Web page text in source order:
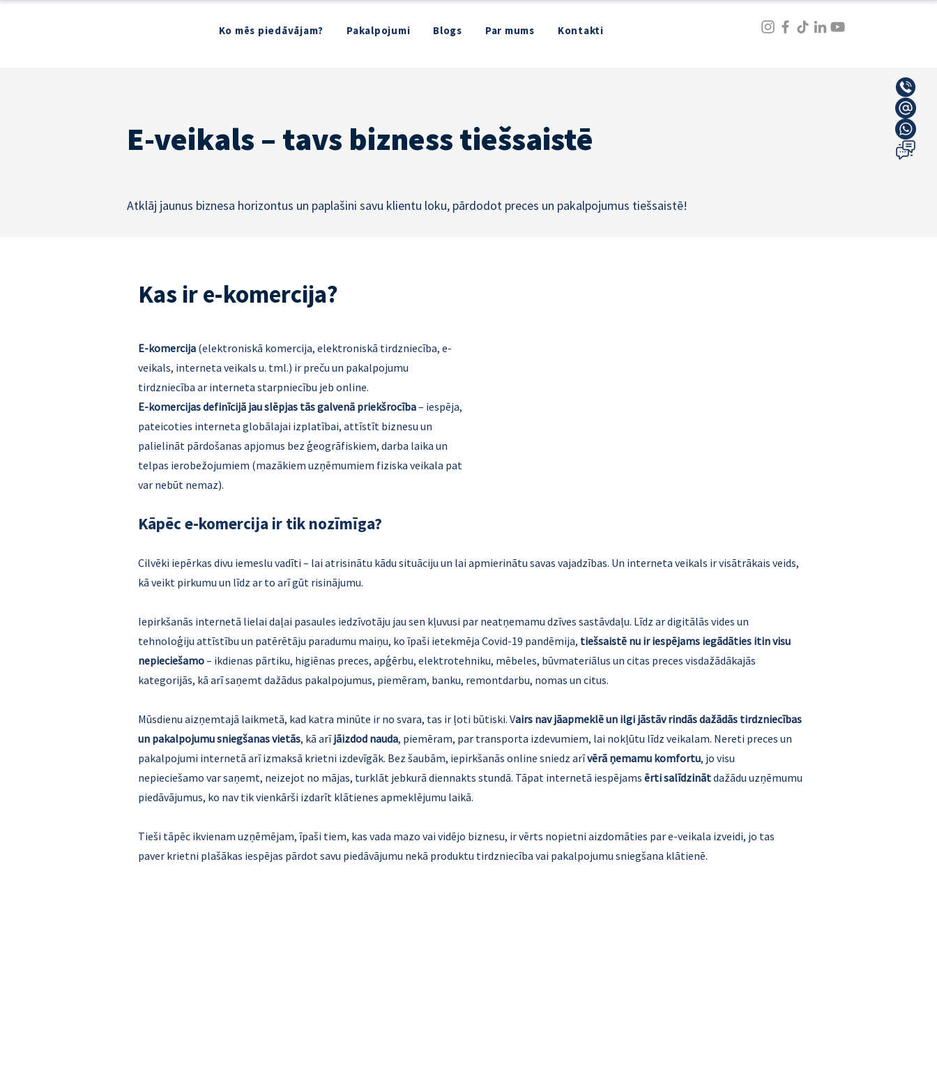
Ko mēs piedāvājam? Pakalpojumi Blogs Par mums Kontakti
E-veikals – tavs bizness tiešsaistē
Atklāj jaunus biznesa horizontus un paplašini savu klientu loku, pārdodot preces un pakalpojumus tiešsaistē!
Kas ir e-komercija?
E-komercija (elektroniskā komercija, elektroniskā tirdzniecība, e-
veikals, interneta veikals u. tml.) ir preču un pakalpojumu
tirdzniecība ar interneta starpniecību jeb online.
E-komercijas definīcijā jau slēpjas tās galvenā priekšrocība– iespēja,
pateicoties interneta globālajai izplatībai, attīstīt biznesu un
palielināt pārdošanas apjomus bez ģeogrāfiskiem, darba laika un
telpas ierobežojumiem (mazākiem uzņēmumiem fiziska veikala pat
var nebūt nemaz).
Kāpēc e-komercija ir tik nozīmīga?
Cilvēki iepērkas divu iemeslu vadīti – lai atrisinātu kādu situāciju un lai apmierinātu savas vajadzības. Un interneta veikals ir visātrākais veids,
kā veikt pirkumu un līdz ar to arī gūt risinājumu.
Iepirkšanās internetā lielai daļai pasaules iedzīvotāju jau sen kļuvusi par neatņemamu dzīves sastāvdaļu. Līdz ar digitālās vides un
tehnoloģiju attīstību un patērētāju paradumu maiņu, ko īpaši ietekmēja Covid-19 pandēmija, tiešsaistē nu ir iespējams iegādāties itin visu
nepieciešamo– ikdienas pārtiku, higiēnas preces, apģērbu, elektrotehniku, mēbeles, būvmateriālus un citas preces visdažādākajās
kategorijās, kā arī saņemt dažādus pakalpojumus, piemēram, banku, remontdarbu, nomas un citus.
Mūsdienu aizņemtajā laikmetā, kad katra minūte ir no svara, tas ir ļoti būtiski. Vairs nav jāapmeklē un ilgi jāstāv rindās dažādās tirdzniecības
un pakalpojumu sniegšanas vietās, kā arījāizdod nauda, piemēram, par transporta izdevumiem, lai nokļūtu līdz veikalam. Nereti preces un
pakalpojumi internetā arī izmaksā krietni izdevīgāk. Bez šaubām, iepirkšanās online sniedz arīvērā ņemamu komfortu, jo visu
nepieciešamo var saņemt, neizejot no mājas, turklāt jebkurā diennakts stundā. Tāpat internetā iespējams ērti salīdzinātdažādu uzņēmumu
piedāvājumus, ko nav tik vienkārši izdarīt klātienes apmeklējumu laikā.
Tieši tāpēc ikvienam uzņēmējam, īpaši tiem, kas vada mazo vai vidējo biznesu, ir vērts nopietni aizdomāties par e-veikala izveidi, jo tas
paver krietni plašākas iespējas pārdot savu piedāvājumu nekā produktu tirdzniecība vai pakalpojumu sniegšana klātienē.